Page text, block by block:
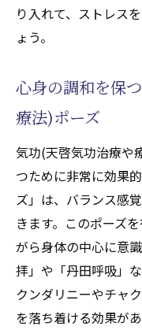
り入れて、ストレス
ょう。
心身の調和を保
療法)ポーズ
気功(天啓気功治療や
つために非常に効果
ズ」は、バランス感
きます。このポーズ
がら身体の中心に意
拝」や「丹田呼吸」
クンダリニーやチャ
を落ち着ける効果が